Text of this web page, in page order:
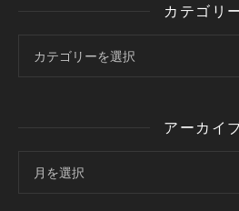
カテゴリ
アーカイ